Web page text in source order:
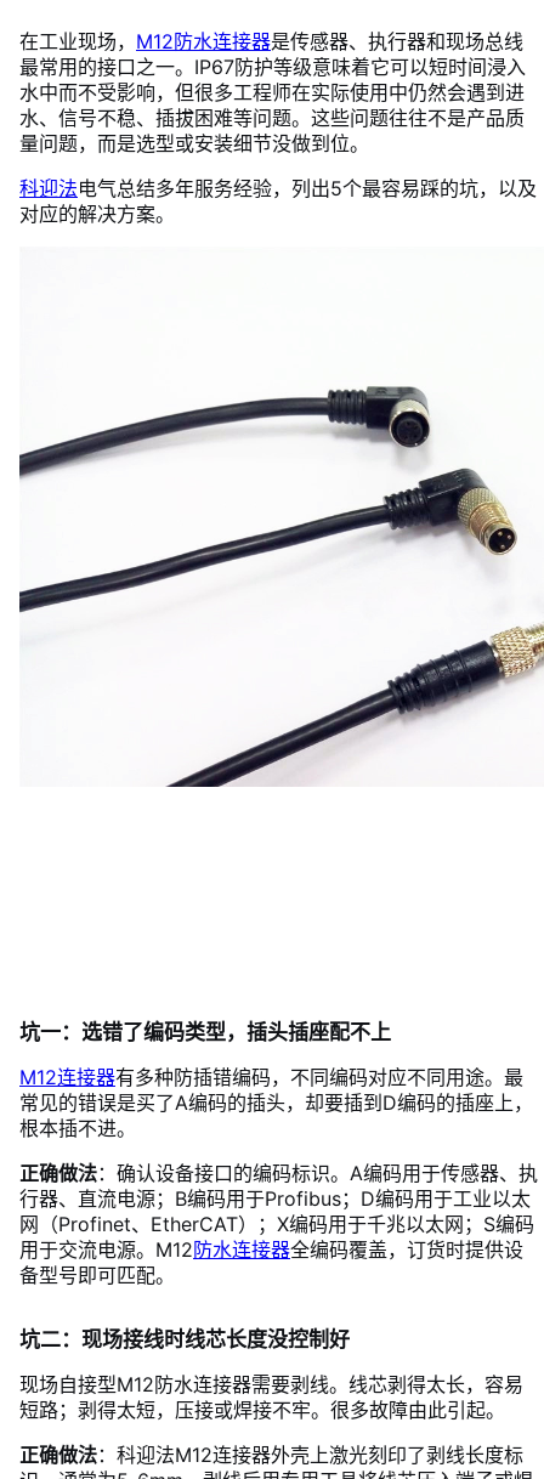
在工业现场， M12防水连接器是传感器、执行器和现场总线
最常用的接口之一。IP67防护等级意味着它可以短时间浸入
水中而不受影响，但很多工程师在实际使用中仍然会遇到进
水、信号不稳、插拔困难等问题。这些问题往往不是产品质
量问题，而是选型或安装细节没做到位。
科迎法电气总结多年服务经验，列出5个最容易踩的坑，以及
对应的解决方案。
坑一：选错了编码类型，插头插座配不上
M12连接器有多种防插错编码，不同编码对应不同用途。最
常见的错误是买了A编码的插头，却要插到D编码的插座上，
根本插不进。
正确做法：确认设备接口的编码标识。A编码用于传感器、执
行器、直流电源；B编码用于Profibus；D编码用于工业以太
网（Profinet、EtherCAT）；X编码用于千兆以太网；S编码
用于交流电源。M12防水连接器全编码覆盖，订货时提供设
备型号即可匹配。
坑二：现场接线时线芯长度没控制好
现场自接型M12防水连接器需要剥线。线芯剥得太长，容易
短路；剥得太短，压接或焊接不牢。很多故障由此引起。
正确做法：科迎法M12连接器外壳上激光刻印了剥线长度标